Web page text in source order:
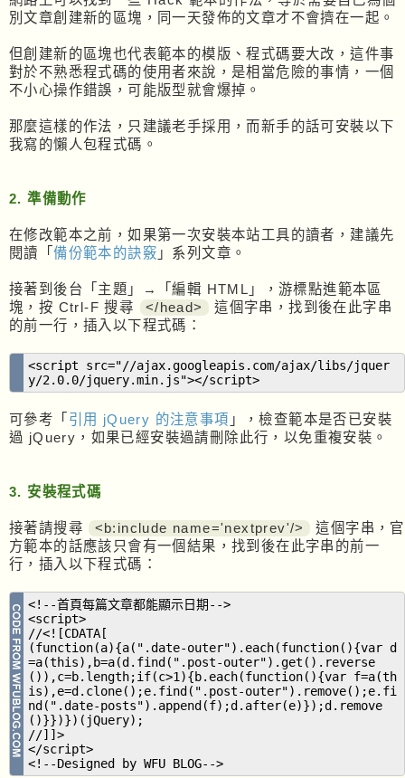
別文章創建新的區塊，同一天發佈的文章才不會擠在一起。
但創建新的區塊也代表範本的模版、程式碼要大改，這件事
對於不熟悉程式碼的使用者來說，是相當危險的事情，一個
不小心操作錯誤，可能版型就會爆掉。
那麼這樣的作法，只建議老手採用，而新手的話可安裝以下
我寫的懶人包程式碼。
2. 準備動作
在修改範本之前，如果第一次安裝本站工具的讀者，建議先
閱讀「備份範本的訣竅 」系列文章。
接著到後台「主題」→「編輯 HTML」，游標點進範本區
塊，按 Ctrl-F 搜尋
</head>
這個字串，找到後在此字串
的前一行，插入以下程式碼：
<script src="//ajax.googleapis.com/ajax/libs/jquer
y/2.0.0/jquery.min.js"></script>
可參考「 引用 jQuery 的注意事項 」，檢查範本是否已安裝
過 jQuery，如果已經安裝過請刪除此行，以免重複安裝。
3. 安裝程式碼
接著請搜尋 <b:include name='nextprev'/>
這個字串，官
方範本的話應該只會有一個結果，找到後在此字串的前一
行，插入以下程式碼：
<!--首頁每篇文章都能顯示日期-->
<script>
//<![CDATA[
(function(a){a(".date-outer").each(function(){var d
=a(this),b=a(d.find(".post-outer").get().reverse
()),c=b.length;if(c>1){b.each(function(){var f=a(th
is),e=d.clone();e.find(".post-outer").remove();e.fi
nd(".date-posts").append(f);d.after(e)});d.remove
()}})})(jQuery);
//]]>
</script>
<!--Designed by WFU BLOG-->